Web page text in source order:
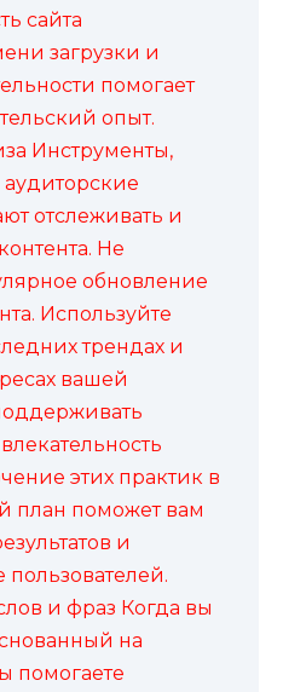
сайта
загрузки и
помогает
опыт.
Инструменты,
отслеживать и
Не
обновление
Используйте
трендах и
вашей
этих практик в
план поможет вам
и
и фраз Когда вы
на
помогаете